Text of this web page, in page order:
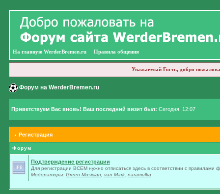
На главную WerderBremen.ru Правила общения
Уважаемый Гость, добро
Форум на WerderBremen.ru
Приветствуем Вас вновь! Ваш последний визит был: Сегодня, 12:07
Регистрация
Форум
Подтверждение регистрации
Для регистрации ВСЕМ нужно отписаться здесь в соответствии с правилами
Модераторы: Green Musician van Mark, naramulka